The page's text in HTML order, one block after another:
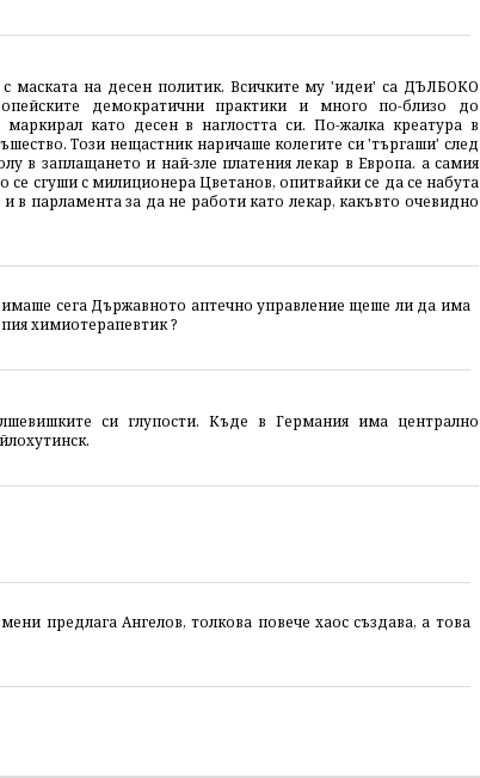
маската на десен политик. Всичките му 'идеи' са ДЪЛБОКО
демократични практики и много по-близо до
като десен в наглостта си. По-жалка креатура в
Този нещастник наричаше колегите си 'търгаши' след
в заплащането и най-зле платения лекар в Европа. а самия
се сгуши с милиционера Цветанов, опитвайки се да се набута
в парламента за да не работи като лекар, какъвто очевидно
сега Държавното аптечно управление щеше ли да има
химиотерапевтик ?
си глупости. Къде в Германия има централно
предлага Ангелов, толкова повече хаос създава, а това